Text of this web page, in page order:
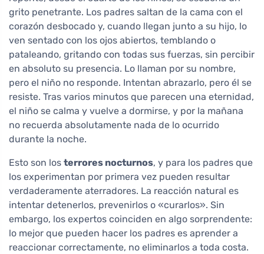
grito penetrante. Los padres saltan de la cama con el
corazón desbocado y, cuando llegan junto a su hijo, lo
ven sentado con los ojos abiertos, temblando o
pataleando, gritando con todas sus fuerzas, sin percibir
en absoluto su presencia. Lo llaman por su nombre,
pero el niño no responde. Intentan abrazarlo, pero él se
resiste. Tras varios minutos que parecen una eternidad,
el niño se calma y vuelve a dormirse, y por la mañana
no recuerda absolutamente nada de lo ocurrido
durante la noche.
Esto son los terrores nocturnos, y para los padres que
los experimentan por primera vez pueden resultar
verdaderamente aterradores. La reacción natural es
intentar detenerlos, prevenirlos o «curarlos». Sin
embargo, los expertos coinciden en algo sorprendente:
lo mejor que pueden hacer los padres es aprender a
reaccionar correctamente, no eliminarlos a toda costa.